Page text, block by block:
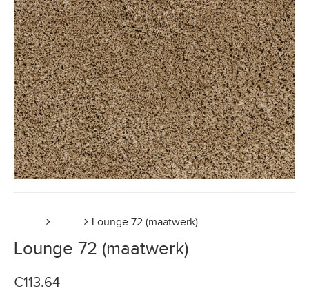
Lounge 72 (maatwerk)
Lounge 72 (maatwerk)
€113.64